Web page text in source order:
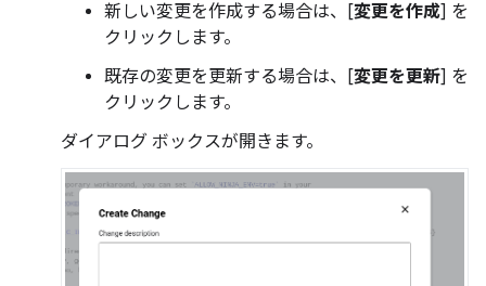
新しい変更を作成する場合は、[変更を作成] を
クリックします。
既存の変更を更新する場合は、[変更を更新] を
クリックします。
ダイアログ ボックスが開きます。